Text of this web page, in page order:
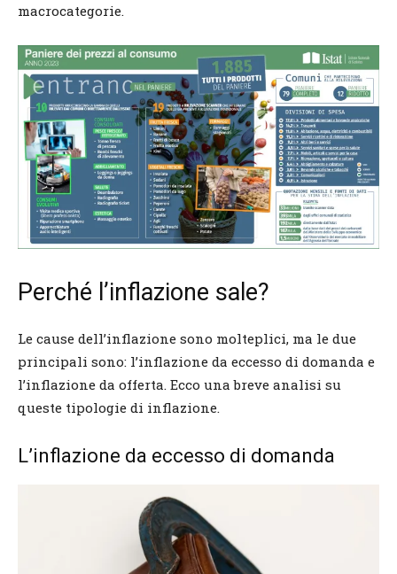
macrocategorie.
Perché l’inflazione sale?
Le cause dell’inflazione sono molteplici, ma le due
principali sono: l’inflazione da eccesso di domanda e
l’inflazione da offerta. Ecco una breve analisi su
queste tipologie di inflazione.
L’inflazione da eccesso di domanda